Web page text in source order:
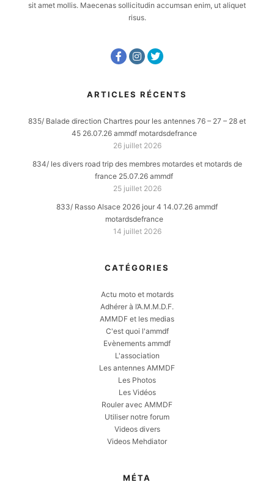
sit amet mollis. Maecenas sollicitudin accumsan enim, ut aliquet
risus.
ARTICLES RÉCENTS
835/ Balade direction Chartres pour les antennes 76 – 27 – 28 et
45 26.07.26 ammdf motardsdefrance
26 juillet 2026
834/ les divers road trip des membres motardes et motards de
france 25.07.26 ammdf
25 juillet 2026
833/ Rasso Alsace 2026 jour 4 14.07.26 ammdf
motardsdefrance
14 juillet 2026
CATÉGORIES
Actu moto et motards
Adhérer à l’A.M.M.D.F.
AMMDF et les medias
C'est quoi l'ammdf
Evènements ammdf
L'association
Les antennes AMMDF
Les Photos
Les Vidéos
Rouler avec AMMDF
Utiliser notre forum
Videos divers
Videos Mehdiator
MÉTA